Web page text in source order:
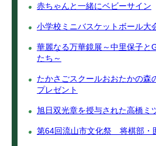
赤ちゃんと一緒にベビーサイン
小学校ミニバスケットボール
華麗なる万華鏡展～中里保子と
たち～
たかさごスクールおおたかの森
プレゼント
旭日双光章を授与された高橋ミ
第64回流山市文化祭 将棋部・